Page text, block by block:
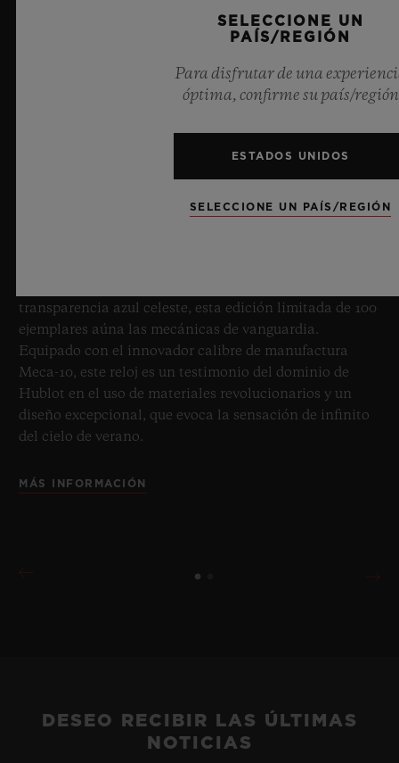
transparencia azul celeste, esta edición limitada de 100
ejemplares aúna las mecánicas de vanguardia.
Equipado con el innovador calibre de manufactura
Meca-10, este reloj es un testimonio del dominio de
Hublot en el uso de materiales revolucionarios y un
diseño excepcional, que evoca la sensación de infinito
del cielo de verano.
MÁS INFORMACIÓN
DESEO RECIBIR LAS ÚLTIMAS
NOTICIAS
SELECCIONE UN
PAÍS/REGIÓN
Para disfrutar de una
óptima, confirme su país/región
ESTADOS UNIDOS
SELECCIONE UN PAÍS/REGIÓN